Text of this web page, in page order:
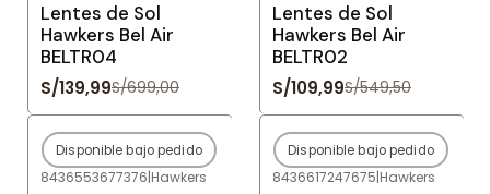
Lentes de Sol
Hawkers Bel Air
BELTR04
S/139,99S/699,00
Lentes de Sol
Hawkers Bel Air
BELTR02
S/109,99S/549,50
-80%OFF
Agotado
Disponible bajo pedido
8436553677376|Hawkers
-80%OFF
Agotado
Disponible bajo pedido
8436617247675|Hawkers